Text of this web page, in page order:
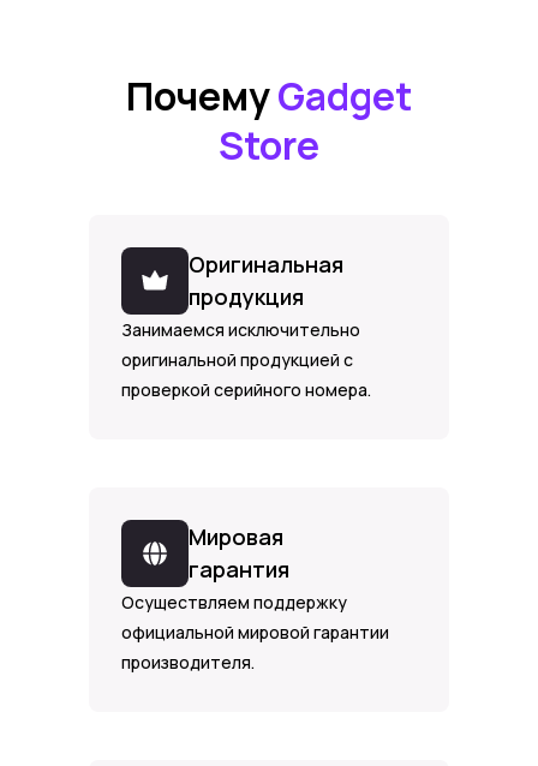
ПочемуGadget
Store
Мировая
гарантия
Осуществляем поддержку
официальной мировой гарантии
производителя.
Оригинальная
продукция
Занимаемся исключительно
оригинальной продукцией с
проверкой серийного номера.